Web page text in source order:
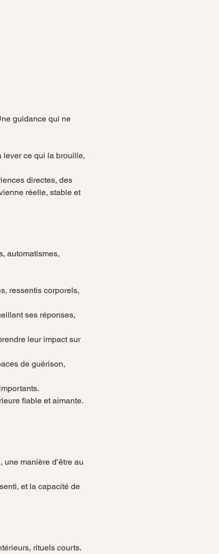
guidance qui ne
directes, des
réelle, stable et
automatismes,
ressentis corporels,
ses réponses,
leur impact sur
de guérison,
fiable et aimante.
et la capacité de
rituels courts.